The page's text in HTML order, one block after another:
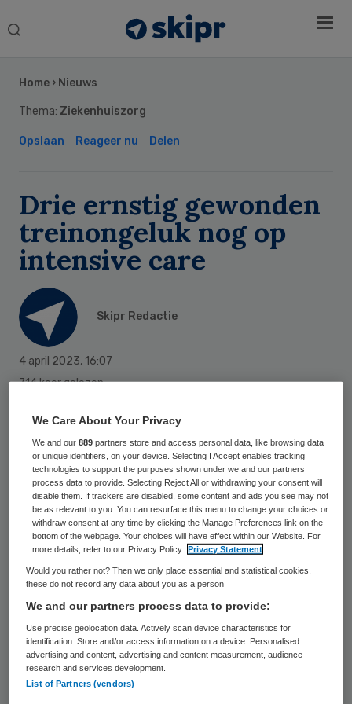
Search
Home › Nieuws
Thema: Ziekenhuiszorg
Opslaan Reageer nu Delen
Drie ernstig gewonden
treinongeluk nog op
intensive care
Skipr Redactie
4 april 2023, 16:07
714 keer gelezen
Drie zwaargewonde slachtoffers van het
treinongeluk bij Voorschoten
dinsdagochtend liggen nog op de intensive
care. Hun situatie is “zeer ernstig maar
stabiel”, meldt een woordvoerder van het
Regionaal Overleg Acute Zorgketen (ROAZ).
De drie slachtoffers zijn opgenomen in de
twee traumacentra in de regio. Twee van
hen liggen in het Leids
Universitair Medisch Centrum (LUMC), de
derde in het HMC Westeinde in Den Haag.
Sidebar
We Care About Your Privacy
We and our889 partners store and access personal data, like browsing data
or unique identifiers, on your device. Selecting I Accept enables tracking
technologies to support the purposes shown under we and our partners
process data to provide. Selecting Reject All or withdrawing your consent will
disable them. If trackers are disabled, some content and ads you see may not
be as relevant to you. You can resurface this menu to change your choices or
withdraw consent at any time by clicking the Manage Preferences link on the
bottom of the webpage. Your choices will have effect within our Website. For
more details, refer to our Privacy Policy.
Privacy Statement
Would you rather not? Then we only place essential and statistical cookies,
these do not record any data about you as a person
We and our partners process data to provide:
Use precise geolocation data. Actively scan device characteristics for
identification. Store and/or access information on a device. Personalised
advertising and content, advertising and content measurement, audience
research and services development.
List of Partners (vendors)